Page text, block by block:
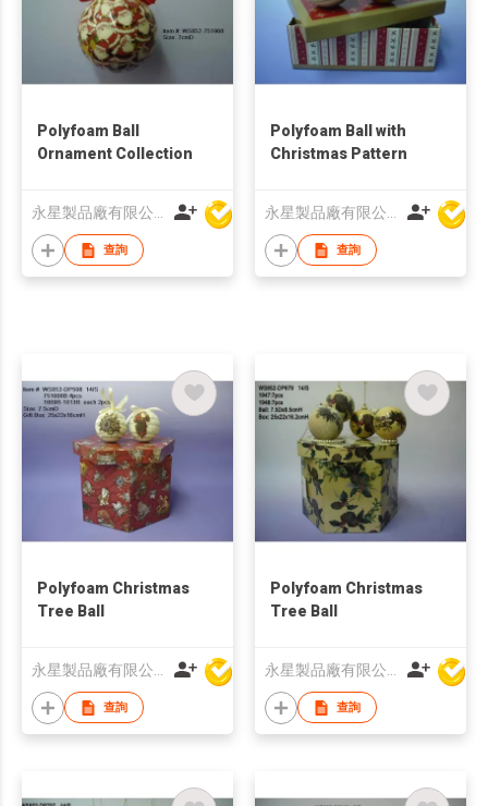
Polyfoam Ball
Ornament Collection
查詢
Polyfoam Ball with
Christmas Pattern
查詢
Polyfoam Christmas
Tree Ball
查詢
Polyfoam Christmas
Tree Ball
查詢